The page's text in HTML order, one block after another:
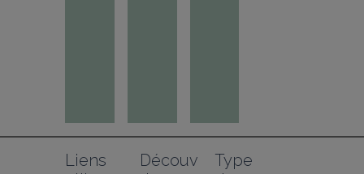
Liens
Découv
Type